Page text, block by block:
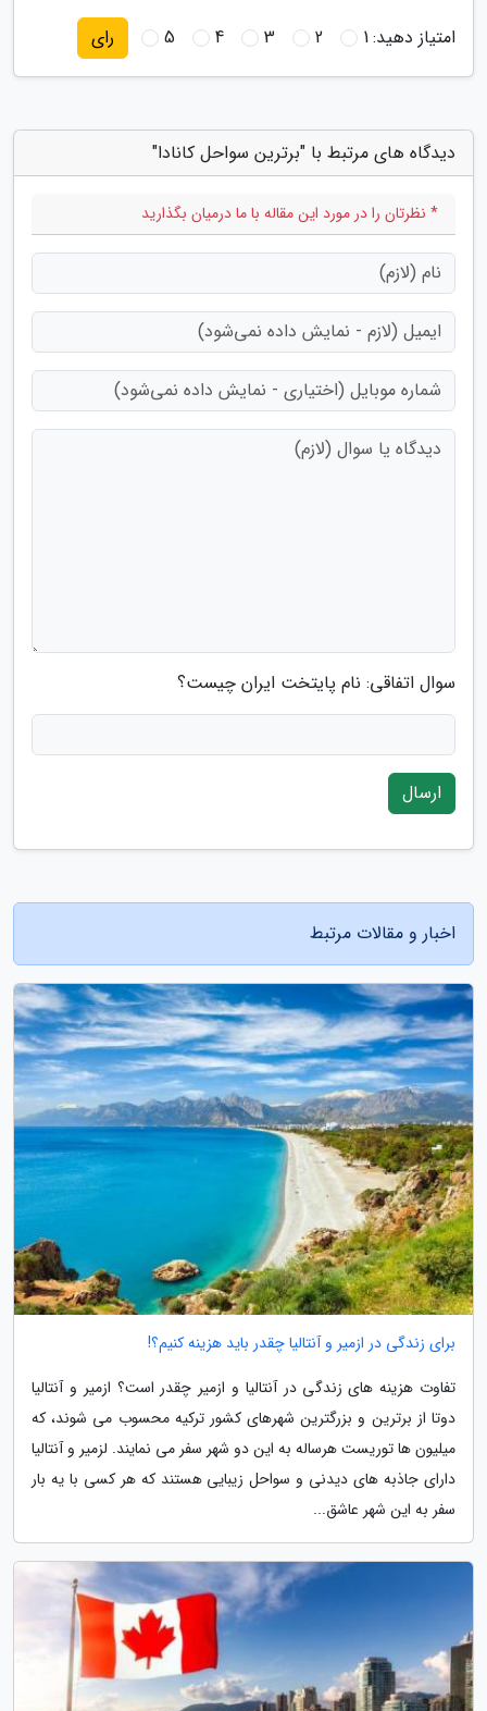
امتیاز دهید:1
2
3
4
5 رای
دیدگاه های مرتبط با "برترین سواحل کانادا"
* نظرتان را در مورد این مقاله با ما درمیان بگذارید
سوال اتفاقی: نام پایتخت ایران چیست؟
ارسال
اخبار و مقالات مرتبط
برای زندگی در ازمیر و آنتالیا چقدر باید هزینه کنیم؟!
تفاوت هزینه های زندگی در آنتالیا و ازمیر چقدر است؟ ازمیر و آنتالیا
دوتا از برترین و بزرگترین شهرهای کشور ترکیه محسوب می شوند، که
میلیون ها توریست هرساله به این دو شهر سفر می نمایند. لزمیر و آنتالیا
دارای جاذبه های دیدنی و سواحل زیبایی هستند که هر کسی با یه بار
سفر به این شهر عاشق...